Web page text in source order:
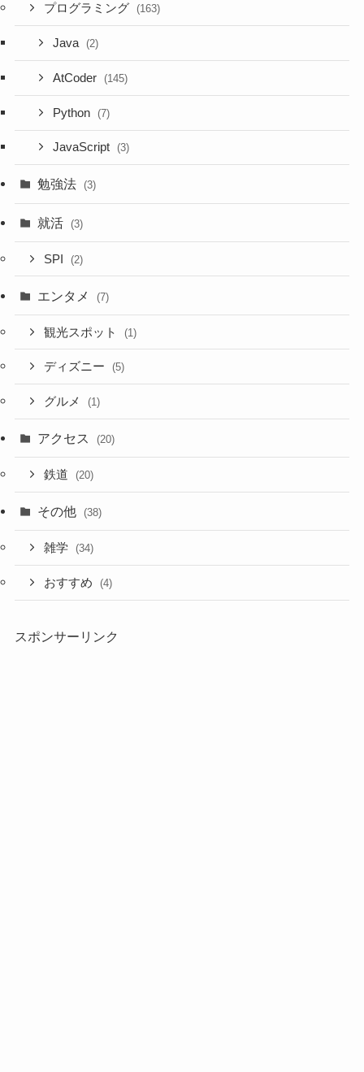
プログラミング (163)
Java (2)
AtCoder (145)
Python (7)
JavaScript (3)
勉強法 (3)
就活 (3)
SPI (2)
エンタメ (7)
観光スポット (1)
ディズニー (5)
グルメ (1)
アクセス (20)
鉄道 (20)
その他 (38)
雑学 (34)
おすすめ (4)
スポンサーリンク